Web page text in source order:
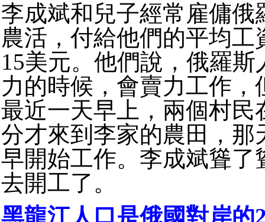
李成斌和兒子經常雇傭俄
農活，付給他們的平均工
15美元。他們說，俄羅斯
力的時候，會賣力工作，
最近一天早上，兩個村民
分才來到李家的農田，那
早開始工作。李成斌聳了
去開工了。
黑龍江人口是俄國對岸的